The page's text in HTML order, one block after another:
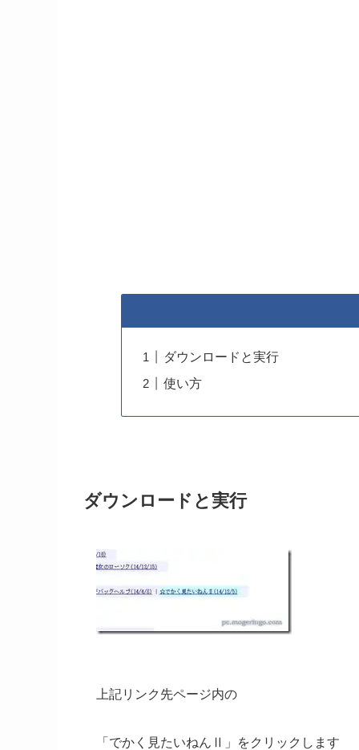
ダウンロードと実行
使い方
ダウンロードと実行
上記リンク先ページ内の
「でかく見たいねんⅡ」をクリックします